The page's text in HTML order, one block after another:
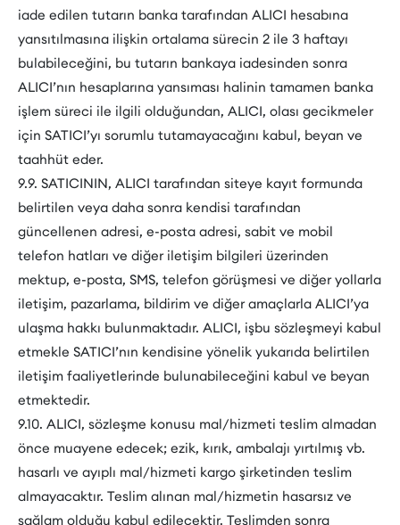
iade edilen tutarın banka tarafından ALICI hesabına
yansıtılmasına ilişkin ortalama sürecin 2 ile 3 haftayı
bulabileceğini, bu tutarın bankaya iadesinden sonra
ALICI’nın hesaplarına yansıması halinin tamamen banka
işlem süreci ile ilgili olduğundan, ALICI, olası gecikmeler
için SATICI’yı sorumlu tutamayacağını kabul, beyan ve
taahhüt eder.
9.9. SATICININ, ALICI tarafından siteye kayıt formunda
belirtilen veya daha sonra kendisi tarafından
güncellenen adresi, e-posta adresi, sabit ve mobil
telefon hatları ve diğer iletişim bilgileri üzerinden
mektup, e-posta, SMS, telefon görüşmesi ve diğer yollarla
iletişim, pazarlama, bildirim ve diğer amaçlarla ALICI’ya
ulaşma hakkı bulunmaktadır. ALICI, işbu sözleşmeyi kabul
etmekle SATICI’nın kendisine yönelik yukarıda belirtilen
iletişim faaliyetlerinde bulunabileceğini kabul ve beyan
etmektedir.
9.10. ALICI, sözleşme konusu mal/hizmeti teslim almadan
önce muayene edecek; ezik, kırık, ambalajı yırtılmış vb.
hasarlı ve ayıplı mal/hizmeti kargo şirketinden teslim
almayacaktır. Teslim alınan mal/hizmetin hasarsız ve
sağlam olduğu kabul edilecektir. Teslimden sonra